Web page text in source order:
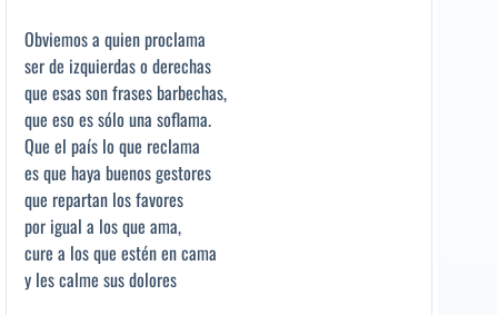
Obviemos a quien proclama
ser de izquierdas o derechas
que esas son frases barbechas,
que eso es sólo una soflama.
Que el país lo que reclama
es que haya buenos gestores
que repartan los favores
por igual a los que ama,
cure a los que estén en cama
y les calme sus dolores